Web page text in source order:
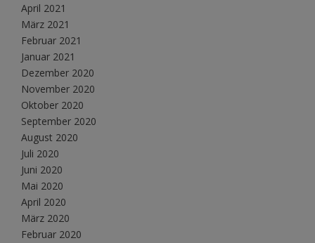
April 2021
März 2021
Februar 2021
Januar 2021
Dezember 2020
November 2020
Oktober 2020
September 2020
August 2020
Juli 2020
Juni 2020
Mai 2020
April 2020
März 2020
Februar 2020